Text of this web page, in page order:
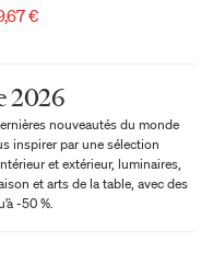
€
2026
nouveautés du monde
inspirer par une sélection
et extérieur, luminaires,
et arts de la table, avec des
-50 %.